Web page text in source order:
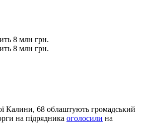
8 млн грн.
8 млн грн.
Калини, 68 облаштують громадський
на підрядника оголосили на